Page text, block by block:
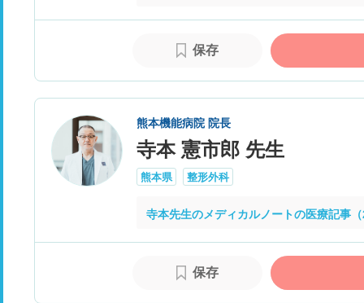
保存
熊本機能病院 院長
寺本 憲市郎 先生
熊本県 整形外科
寺本先生のメディカルノートの医療記事
保存